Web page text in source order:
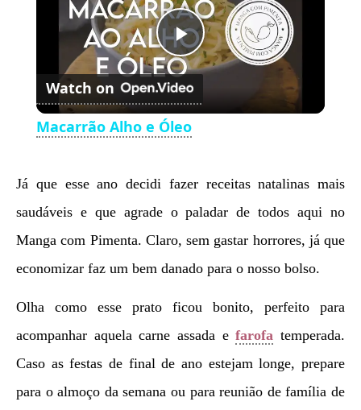
Play
Video
Watch on
Macarrão Alho e Óleo
Já que esse ano decidi fazer receitas natalinas mais
saudáveis e que agrade o paladar de todos aqui no
Manga com Pimenta. Claro, sem gastar horrores, já que
economizar faz um bem danado para o nosso bolso.
Olha como esse prato ficou bonito, perfeito para
acompanhar aquela carne assada efarofa temperada.
Caso as festas de final de ano estejam longe, prepare
para o almoço da semana ou para reunião de família de